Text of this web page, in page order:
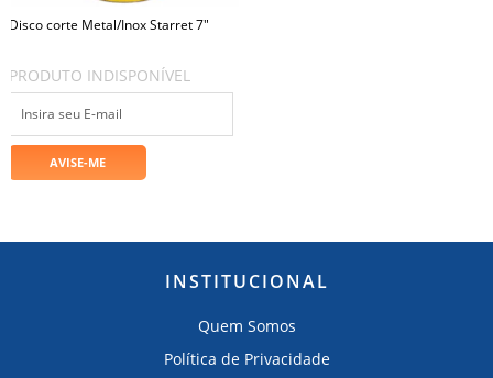
Disco corte Metal/Inox Starret 7"
PRODUTO INDISPONÍVEL
INSTITUCIONAL
Quem Somos
Política de Privacidade